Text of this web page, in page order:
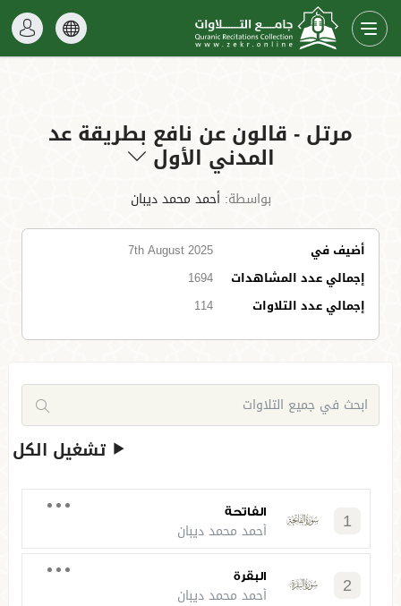
مرتل - قالون عن نافع بطريقة عد
المدني الأول
بواسطة:أحمد محمد ديبان
أضيف في
7th August 2025
إجمالي عدد المشاهدات
1694
إجمالي عدد التلاوات
114
تشغيل الكل
1 الفاتحة
أحمد محمد ديبان
2 البقرة
أحمد محمد ديبان